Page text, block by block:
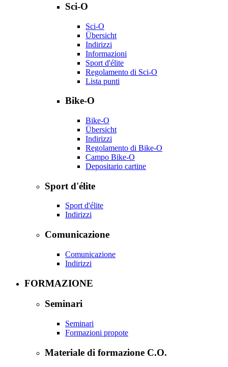
Sci-O
Sci-O
Übersicht
Indirizzi
Informazioni
Sport d'élite
Regolamento di Sci-O
Lista punti
Bike-O
Bike-O
Übersicht
Indirizzi
Regolamento di Bike-O
Campo Bike-O
Depositario cartine
Sport d'élite
Sport d'élite
Indirizzi
Comunicazione
Comunicazione
Indirizzi
FORMAZIONE
Seminari
Seminari
Formazioni propote
Materiale di formazione C.O.